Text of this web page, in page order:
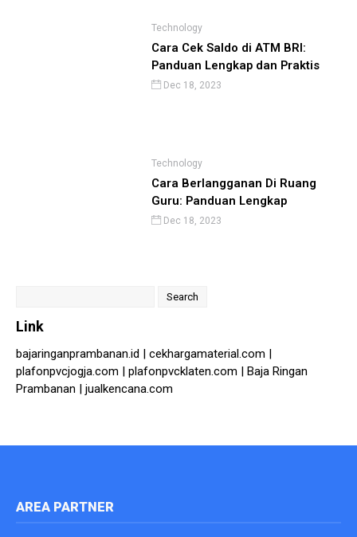
Technology
Cara Cek Saldo di ATM BRI:
Panduan Lengkap dan Praktis
Dec 18, 2023
Technology
Cara Berlangganan Di Ruang
Guru: Panduan Lengkap
Dec 18, 2023
Link
bajaringanprambanan.id | cekhargamaterial.com |
plafonpvcjogja.com | plafonpvcklaten.com | Baja Ringan
Prambanan | jualkencana.com
AREA PARTNER